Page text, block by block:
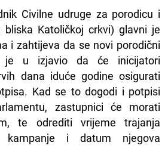
Civilne udruge za porodicu i
Katoličkoj crkvi) glavni je
i zahtijeva da se novi porodični
je u izjavio da će inicijatori
dana iduće godine osigurati
Kad se to dogodi i potpisi
zastupnici će morati
te odrediti vrijeme trajanja
kampanje i datum njegova